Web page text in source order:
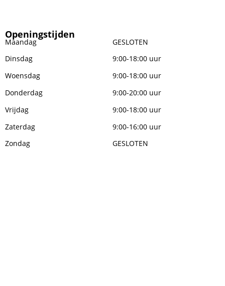
Openingstijden
Maandag
GESLOTEN
Dinsdag
9:00-18:00 uur
Woensdag
9:00-18:00 uur
Donderdag
9:00-20:00 uur
Vrijdag
9:00-18:00 uur
Zaterdag
9:00-16:00 uur
Zondag
GESLOTEN